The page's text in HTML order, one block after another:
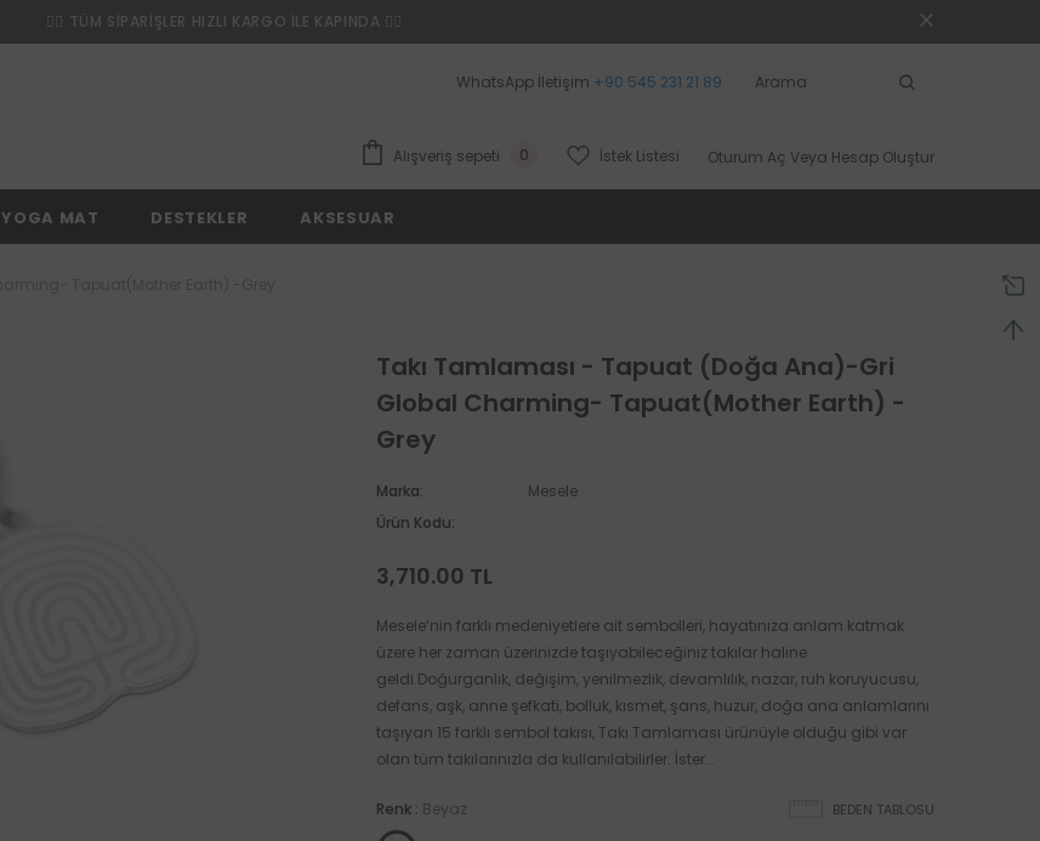
❤️‍🔥 TÜM SİPARİŞLER HIZLI KARGO İLE KAPINDA ❤️‍🔥
WhatsApp İletişim +90 545 231 21 89
Alışveriş sepeti 0 İstek Listesi Oturum Aç Veya Hesap Oluştur
YOGA MAT DESTEKLER AKSESUAR
Takı Tamlaması - Tapuat (Doğa Ana)-Gri
Global Charming- Tapuat(Mother Earth) -
Grey
Marka:
Mesele
Ürün Kodu:
3,710.00 TL
Mesele’nin farklı medeniyetlere ait sembolleri, hayatınıza anlam katmak
üzere her zaman üzerinizde taşıyabileceğiniz takılar haline
geldi.Doğurganlık, değişim, yenilmezlik, devamlılık, nazar, ruh koruyucusu,
defans, aşk, anne şefkati, bolluk, kısmet, şans, huzur, doğa ana anlamlarını
taşıyan 15 farklı sembol takısı, Takı Tamlaması ürünüyle olduğu gibi var
olan tüm takılarınızla da kullanılabilirler. İster...
BEDEN TABLOSU
Renk : Beyaz